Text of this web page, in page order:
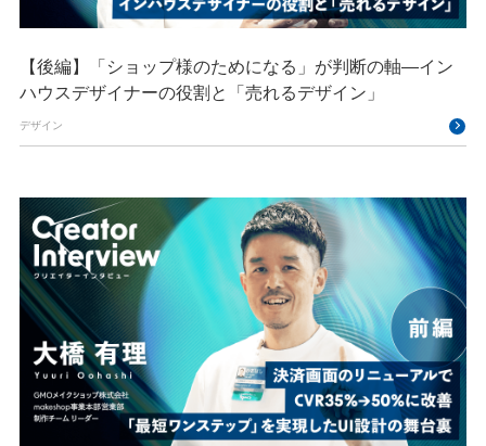
【後編】「ショップ様のためになる」が判断の軸―イン
ハウスデザイナーの役割と「売れるデザイン」
デザイン